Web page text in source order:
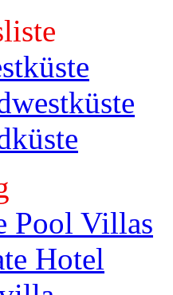
Pool Villas
Hotel